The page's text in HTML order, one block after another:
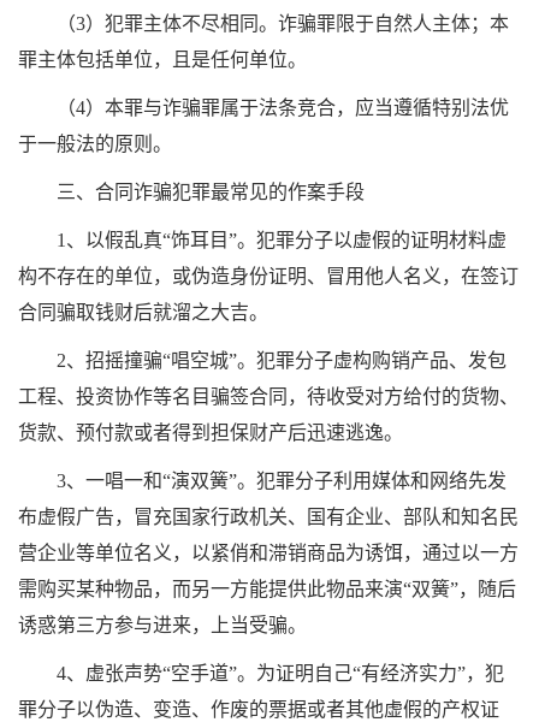
（3）犯罪主体不尽相同。诈骗罪限于自然人主体；本
罪主体包括单位，且是任何单位。
（4）本罪与诈骗罪属于法条竞合，应当遵循特别法优
于一般法的原则。
三、合同诈骗犯罪最常见的作案手段
1、以假乱真“饰耳目”。犯罪分子以虚假的证明材料虚
构不存在的单位，或伪造身份证明、冒用他人名义，在签订
合同骗取钱财后就溜之大吉。
2、招摇撞骗“唱空城”。犯罪分子虚构购销产品、发包
工程、投资协作等名目骗签合同，待收受对方给付的货物、
货款、预付款或者得到担保财产后迅速逃逸。
3、一唱一和“演双簧”。犯罪分子利用媒体和网络先发
布虚假广告，冒充国家行政机关、国有企业、部队和知名民
营企业等单位名义，以紧俏和滞销商品为诱饵，通过以一方
需购买某种物品，而另一方能提供此物品来演“双簧”，随后
诱惑第三方参与进来，上当受骗。
4、虚张声势“空手道”。为证明自己“有经济实力”，犯
罪分子以伪造、变造、作废的票据或者其他虚假的产权证